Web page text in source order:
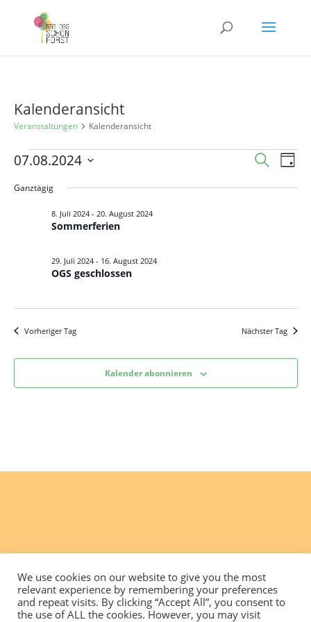
Kalenderansicht
Veranstaltungen Kalenderansicht
Veranstaltungen
7.
August
2024
und
Suche
Tag
07.08.2024
wählen.
Ganztägig
Sommerferien
8. Juli 2024- 20. August 2024
OGS geschlossen
29. Juli 2024- 16. August 2024
Vorheriger Tag Nächster Tag
Kalender abonnieren
We use cookies on our website to give you the most
relevant experience by remembering your preferences
and repeat visits. By clicking “Accept All”, you consent to
the use of ALL the cookies. However, you may visit